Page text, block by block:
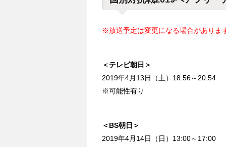
※放送予定は変更になる場合がありま
＜テレビ朝日＞
2019年4月13日（土）18:56～20:54
※可能性有り
＜BS朝日＞
2019年4月14日（日）13:00～17:00